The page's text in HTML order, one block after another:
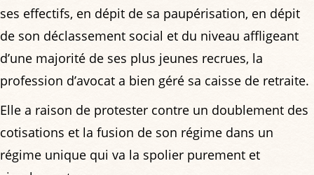
ses effectifs, en dépit de sa paupérisation, en dépit
de son déclassement social et du niveau affligeant
d’une majorité de ses plus jeunes recrues, la
profession d’avocat a bien géré sa caisse de retraite.
Elle a raison de protester contre un doublement des
cotisations et la fusion de son régime dans un
régime unique qui va la spolier purement et